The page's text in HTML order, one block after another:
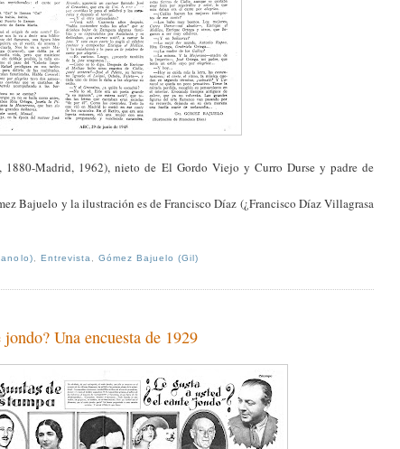
1880-Madrid, 1962), nieto de El Gordo Viejo y Curro Durse y padre de
Bajuelo y la ilustración es de Francisco Díaz (¿Francisco Díaz Villagrasa
Entrevista Gómez Bajuelo (Gil)
Una encuesta de 1929